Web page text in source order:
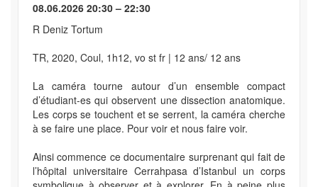
08.06.2026 20:30 – 22:30
R Deniz Tortum
TR, 2020, Coul, 1h12, vo st fr | 12 ans/ 12 ans
La caméra tourne autour d’un ensemble compact
d’étudiant-es qui observent une dissection anatomique.
Les corps se touchent et se serrent, la caméra cherche
à se faire une place. Pour voir et nous faire voir.
Ainsi commence ce documentaire surprenant qui fait de
l’hôpital universitaire Cerrahpasa d’Istanbul un corps